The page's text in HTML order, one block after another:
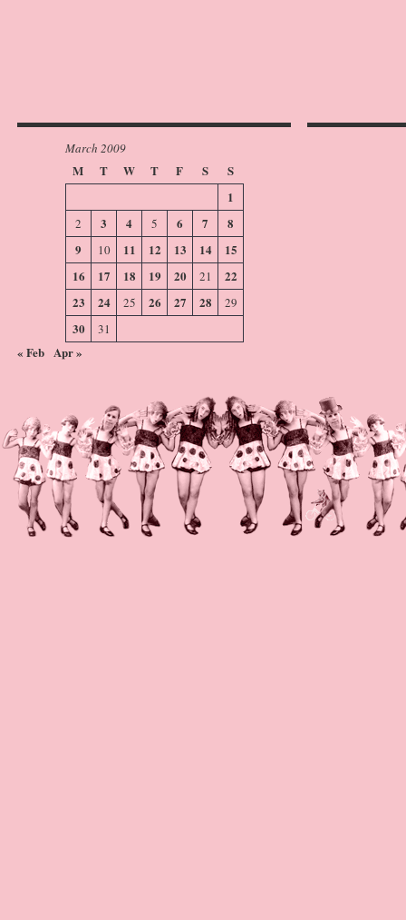
March 2009
M T W T F S
S
1
2 3 4 5 6 7
8
9
10 11 12 13 14
15
16
17 18 19 20 21
22
23
24 25 26 27 28 29
30 31
« Feb Apr »